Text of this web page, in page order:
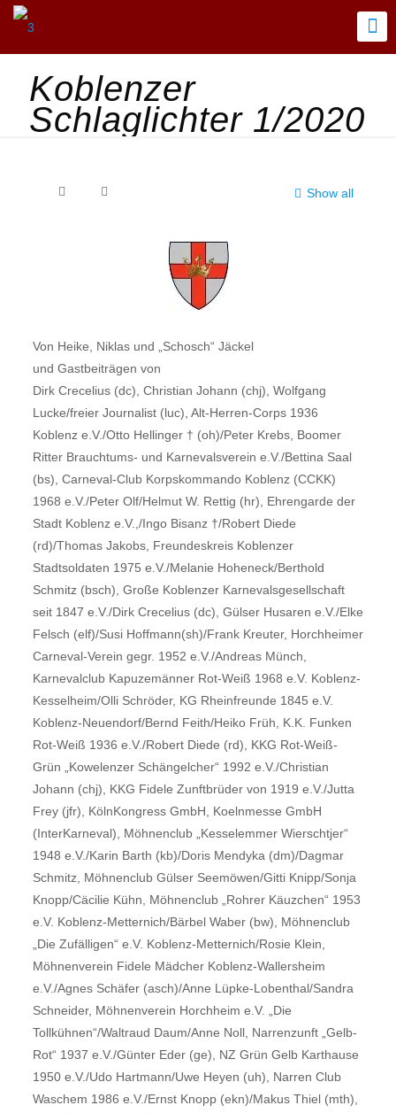
Koblenzer
Schlaglichter 1/2020
Show all
Von Heike, Niklas und „Schosch“ Jäckel
und Gastbeiträgen von
Dirk Crecelius (dc), Christian Johann (chj), Wolfgang
Lucke/freier Journalist (luc), Alt-Herren-Corps 1936
Koblenz e.V./Otto Hellinger † (oh)/Peter Krebs, Boomer
Ritter Brauchtums- und Karnevalsverein e.V./Bettina Saal
(bs), Carneval-Club Korpskommando Koblenz (CCKK)
1968 e.V./Peter Olf/Helmut W. Rettig (hr), Ehrengarde der
Stadt Koblenz e.V.,/Ingo Bisanz †/Robert Diede
(rd)/Thomas Jakobs, Freundeskreis Koblenzer
Stadtsoldaten 1975 e.V./Melanie Hoheneck/Berthold
Schmitz (bsch), Große Koblenzer Karnevalsgesellschaft
seit 1847 e.V./Dirk Crecelius (dc), Gülser Husaren e.V./Elke
Felsch (elf)/Susi Hoffmann(sh)/Frank Kreuter, Horchheimer
Carneval-Verein gegr. 1952 e.V./Andreas Münch,
Karnevalclub Kapuzemänner Rot-Weiß 1968 e.V. Koblenz-
Kesselheim/Olli Schröder, KG Rheinfreunde 1845 e.V.
Koblenz-Neuendorf/Bernd Feith/Heiko Früh, K.K. Funken
Rot-Weiß 1936 e.V./Robert Diede (rd), KKG Rot-Weiß-
Grün „Kowelenzer Schängelcher“ 1992 e.V./Christian
Johann (chj), KKG Fidele Zunftbrüder von 1919 e.V./Jutta
Frey (jfr), KölnKongress GmbH, Koelnmesse GmbH
(InterKarneval), Möhnenclub „Kesselemmer Wierschtjer“
1948 e.V./Karin Barth (kb)/Doris Mendyka (dm)/Dagmar
Schmitz, Möhnenclub Gülser Seemöwen/Gitti Knipp/Sonja
Knopp/Cäcilie Kühn, Möhnenclub „Rohrer Käuzchen“ 1953
e.V. Koblenz-Metternich/Bärbel Waber (bw), Möhnenclub
„Die Zufälligen“ e.V. Koblenz-Metternich/Rosie Klein,
Möhnenverein Fidele Mädcher Koblenz-Wallersheim
e.V./Agnes Schäfer (asch)/Anne Lüpke-Lobenthal/Sandra
Schneider, Möhnenverein Horchheim e.V. „Die
Tollkühnen“/Waltraud Daum/Anne Noll, Narrenzunft „Gelb-
Rot“ 1937 e.V./Günter Eder (ge), NZ Grün Gelb Karthause
1950 e.V./Udo Hartmann/Uwe Heyen (uh), Narren Club
Waschem 1986 e.V./Ernst Knopp (ekn)/Makus Thiel (mth),